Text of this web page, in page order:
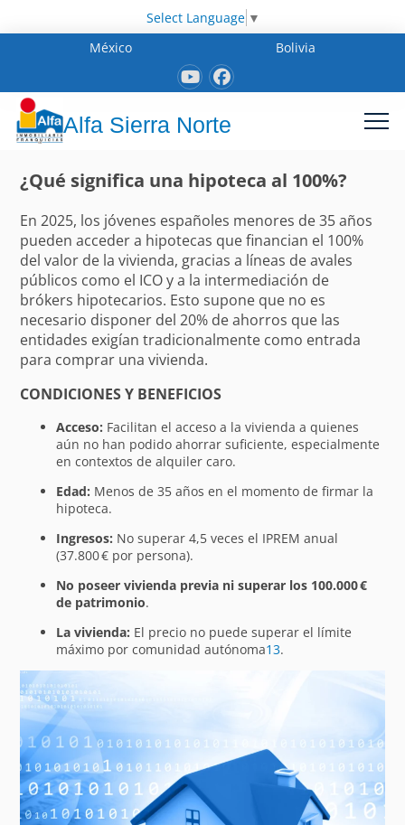
Select Language ▼
México
Bolivia
Alfa Sierra Norte
¿Qué significa una hipoteca al 100%?
En 2025, los jóvenes españoles menores de 35 años
pueden acceder a hipotecas que financian el 100%
del valor de la vivienda, gracias a líneas de avales
públicos como el ICO y a la intermediación de
brókers hipotecarios. Esto supone que no es
necesario disponer del 20% de ahorros que las
entidades exigían tradicionalmente como entrada
para comprar una vivienda.
CONDICIONES Y BENEFICIOS
Acceso: Facilitan el acceso a la vivienda a quienes
aún no han podido ahorrar suficiente, especialmente
en contextos de alquiler caro.
Edad: Menos de 35 años en el momento de firmar la
hipoteca.
Ingresos: No superar 4,5 veces el IPREM anual
(37.800 € por persona).
No poseer vivienda previa ni superar los 100.000 €
de patrimonio.
La vivienda: El precio no puede superar el límite
máximo por comunidad autónoma13.